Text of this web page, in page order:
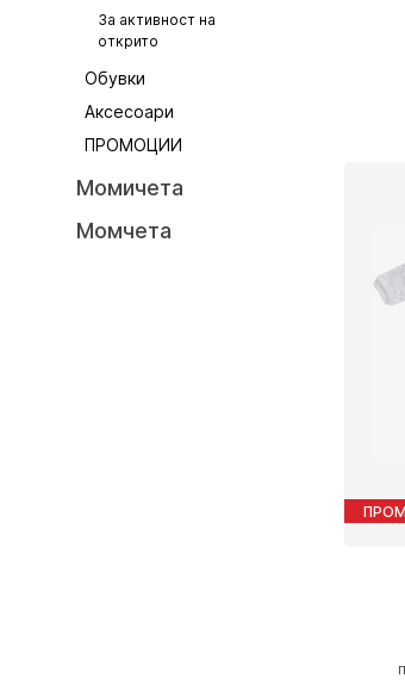
За активност на
открито
Обувки
Аксесоари
ПРОМОЦИИ
Момичета
Момчета